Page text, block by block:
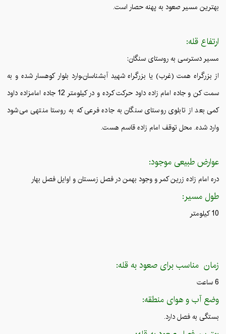
بهترین مسیر صعود به پهنه حصار است.
ارتفاع قله:
مسیر دسترسی به روستای سنگان:
از بزرگراه همت (غرب) یا بزرگراه شهید آبشناسان،وارد بلوار کوهسار شده و به
سمت کن و جاده امام زاده داود حرکت کرده و در کیلومتر 12 جاده امامزاده داود
کمی بعد از تابلوی روستای سنگان به جاده فرعی که به روستا منتهی می‌شود
وارد شده. محل توقف امام زاده قاسم هست.
عوارض طبیعی موجود:
دره امام زاده زرین کمر و وجود بهمن در فصل زمستان و اوایل فصل بهار
طول مسیر:
10 کیلومتر
زمان مناسب برای صعود به قله:
6 ساعت
وضع آب و هوای منطقه:
بستگی به فصل دارد.